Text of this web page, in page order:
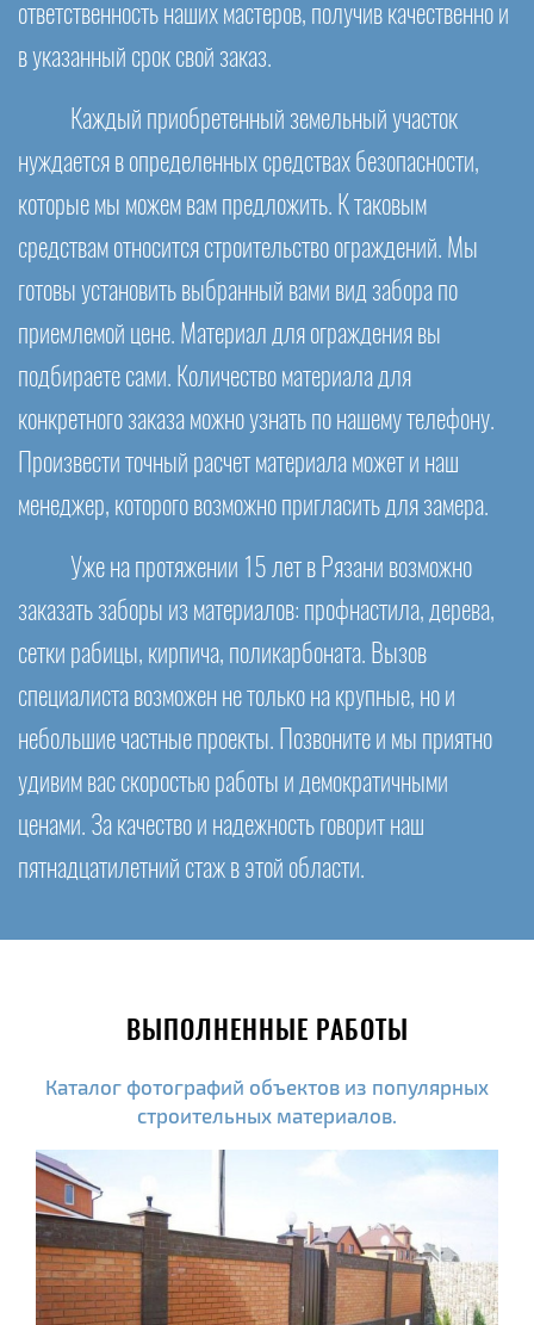
ответственность наших мастеров, получив качественно и
в указанный срок свой заказ.
Каждый приобретенный земельный участок
нуждается в определенных средствах безопасности,
которые мы можем вам предложить. К таковым
средствам относится строительство ограждений. Мы
готовы установить выбранный вами вид забора по
приемлемой цене. Материал для ограждения вы
подбираете сами. Количество материала для
конкретного заказа можно узнать по нашему телефону.
Произвести точный расчет материала может и наш
менеджер, которого возможно пригласить для замера.
Уже на протяжении 15 лет в Рязани возможно
заказать заборы из материалов: профнастила, дерева,
сетки рабицы, кирпича, поликарбоната. Вызов
специалиста возможен не только на крупные, но и
небольшие частные проекты. Позвоните и мы приятно
удивим вас скоростью работы и демократичными
ценами. За качество и надежность говорит наш
пятнадцатилетний стаж в этой области.
ВЫПОЛНЕННЫЕ РАБОТЫ
Каталог фотографий объектов из популярных
строительных материалов.